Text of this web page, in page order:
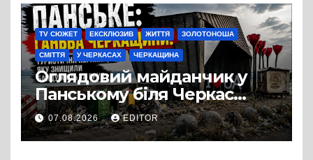
TV СЮЖЕТ ЕКСКЛЮЗИВ ЖИТТЯ ЗОЛОТОНОША
СМІТТЯ У ЧЕРКАСАХ ЧЕРКАЩИНА
Оглядовий майданчик у
Панському біля Черкас
перетворився на занедбане
сміттєзвалище
07.08.2026 EDITOR